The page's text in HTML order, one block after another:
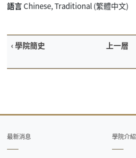
語言Chinese, Traditional (繁體中文)
‹ 學院簡史
上一層
最新消息 學院介紹